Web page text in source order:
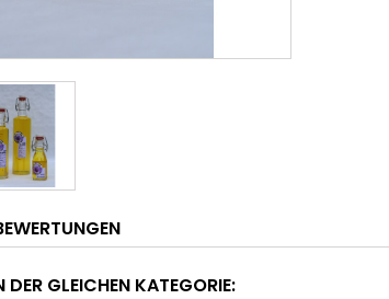
DER GLEICHEN KATEGORIE: